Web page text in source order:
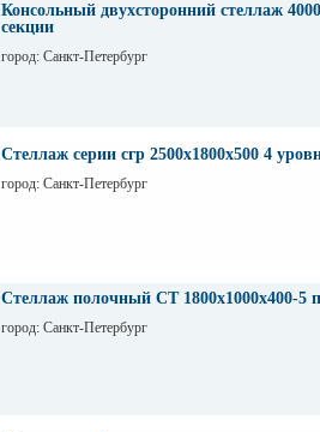
Консольный двухсторонний стеллаж
секции
город: Санкт-Петербург
Стеллаж серии сгр 2500х1800х500 4
город: Санкт-Петербург
Стеллаж полочный СТ 1800х1000х400-5
город: Санкт-Петербург